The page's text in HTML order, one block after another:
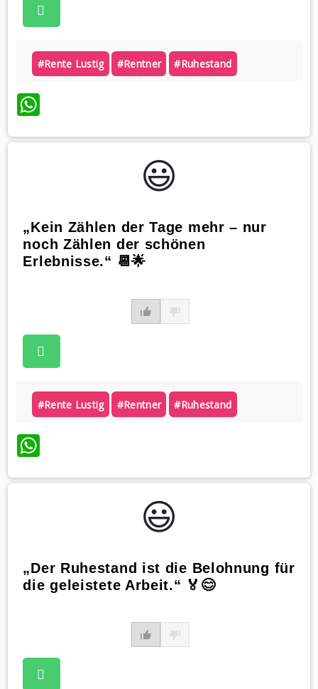
#rente Lustig #rentner #ruhestand
WhatsApp
😃️
„Kein Zählen der Tage mehr – nur
noch Zählen der schönen
Erlebnisse.“ 📆🌟
#rente Lustig #rentner #ruhestand
WhatsApp
😃️
„Der Ruhestand ist die Belohnung für
die geleistete Arbeit.“ 🏅😊